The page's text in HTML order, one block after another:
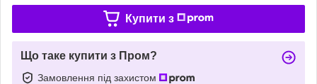
Купити з
Що таке купити з Пром?
Замовлення під захистом